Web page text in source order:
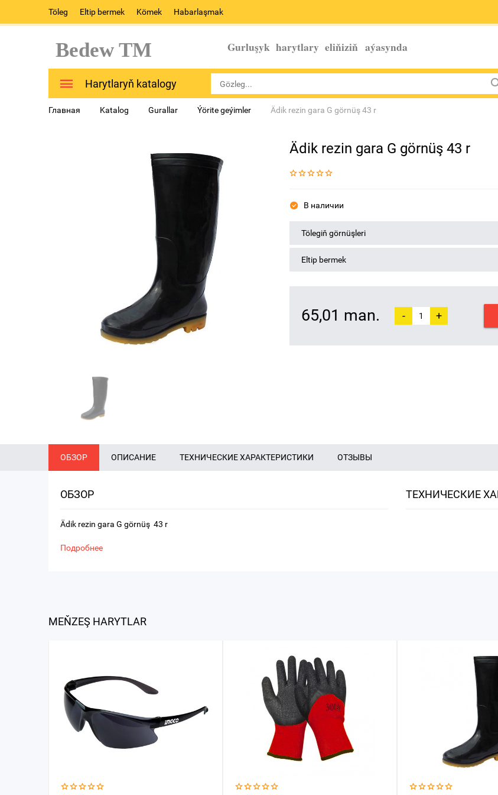
Töleg Eltip bermek Kömek Habarlaşmak
Bedew TM Gurluşyk harytlary eliňiziň aýasynda
Harytlaryň katalogy
Главная Katalog Gurallar Ýörite geýimler Ädik rezin gara G görnüş 43 r
Ädik rezin gara G görnüş 43 r
В наличии
Tölegiň görnüşleri
Eltip bermek
65,01 man. - +
ОБЗОР ОПИСАНИЕ ТЕХНИЧЕСКИЕ ХАРАКТЕРИСТИКИ ОТЗЫВЫ
ОБЗОР
Ädik rezin gara G görnüş 43 r
Подробнее
ТЕХНИЧЕСКИЕ
MEŇZEŞ HARYTLAR